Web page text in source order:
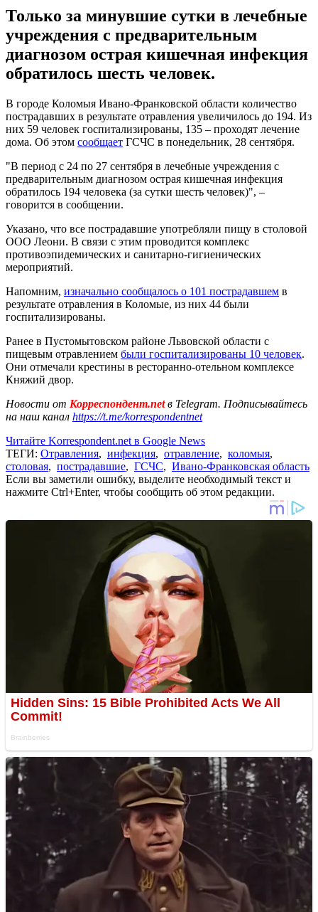
Только за минувшие сутки в лечебные
учреждения с предварительным
диагнозом острая кишечная инфекция
обратилось шесть человек.
В городе Коломыя Ивано-Франковской области количество
пострадавших в результате отравления увеличилось до 194. Из
них 59 человек госпитализированы, 135 – проходят лечение
дома. Об этом сообщает ГСЧС в понедельник, 28 сентября.
"В период с 24 по 27 сентября в лечебные учреждения с
предварительным диагнозом острая кишечная инфекция
обратилось 194 человека (за сутки шесть человек)", –
говорится в сообщении.
Указано, что все пострадавшие употребляли пищу в столовой
ООО Леони. В связи с этим проводится комплекс
противоэпидемических и санитарно-гигиенических
мероприятий.
Напомним, изначально сообщалось о 101 пострадавшем в
результате отравления в Коломые, из них 44 были
госпитализированы.
Ранее в Пустомытовском районе Львовской области с
пищевым отравлением были госпитализированы 10 человек.
Они отмечали крестины в ресторанно-отельном комплексе
Княжий двор.
Новости от Корреспондент.netв Telegram. Подписывайтесь
на наш канал https://t.me/korrespondentnet
Читайте Korrespondent.net в Google News
ТЕГИ: Отравления, инфекция, отравление, коломыя,
столовая, пострадавшие, ГСЧС, Ивано-Франковская область
Если вы заметили ошибку, выделите необходимый текст и
нажмите Ctrl+Enter, чтобы сообщить об этом редакции.